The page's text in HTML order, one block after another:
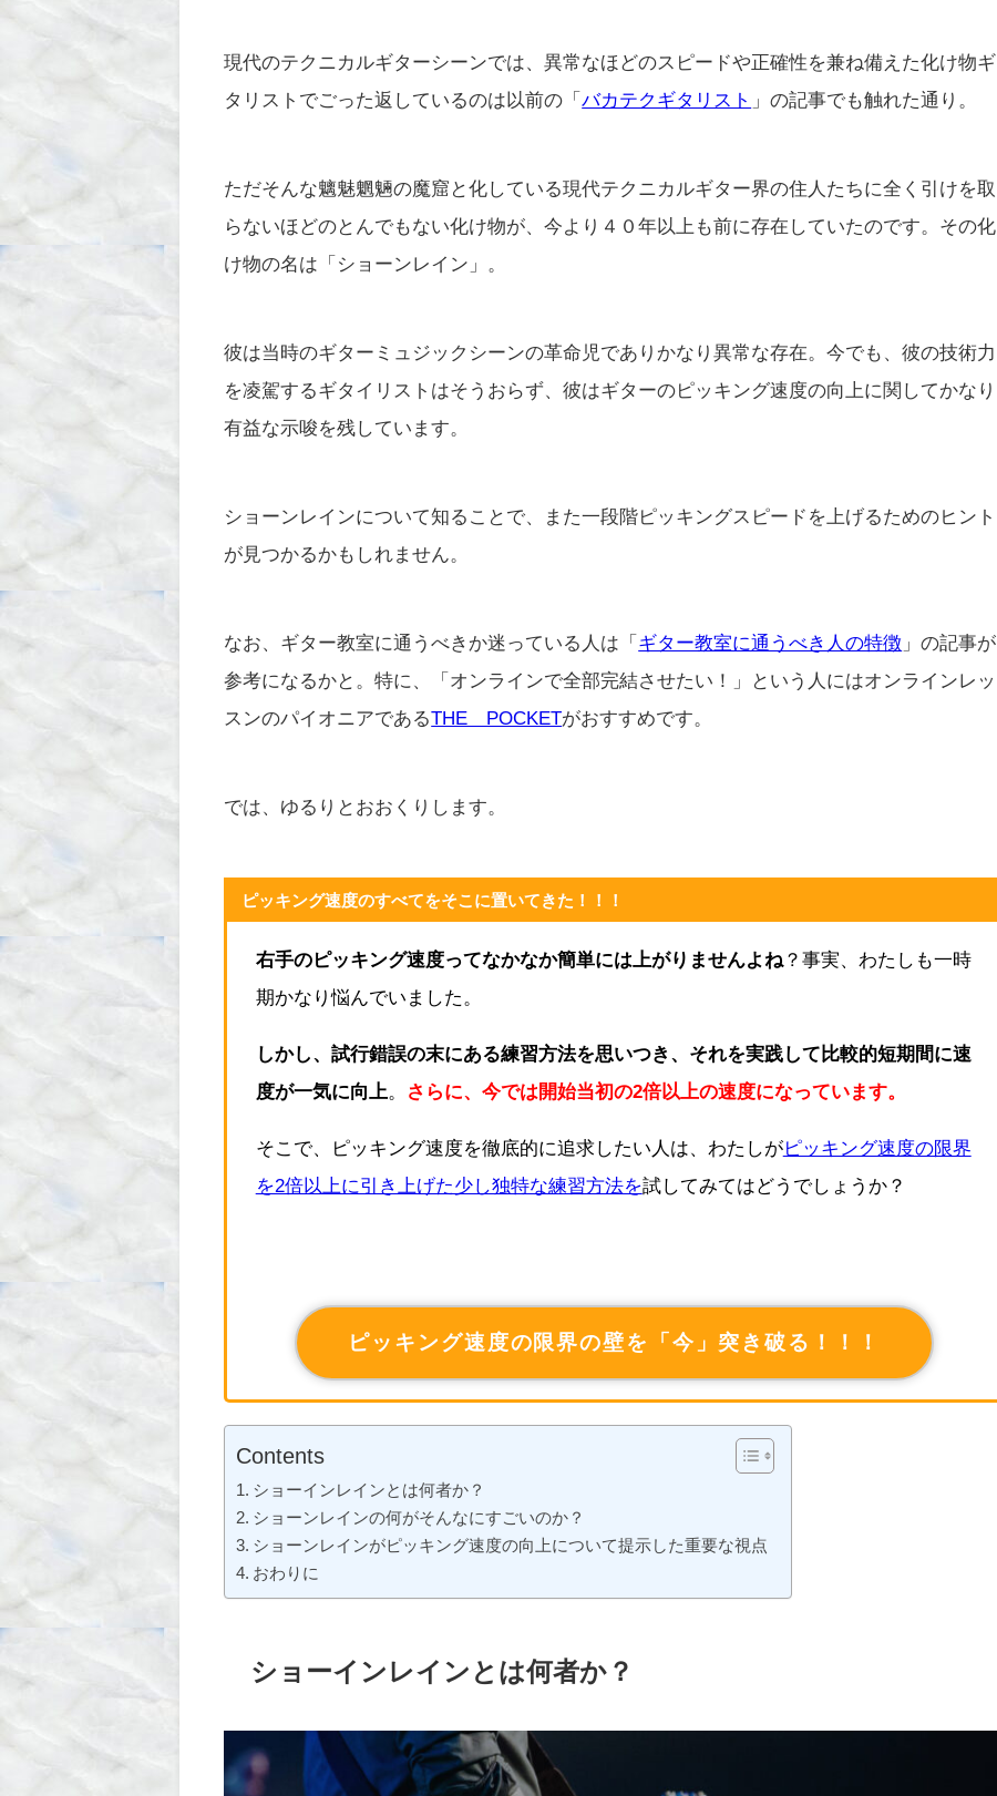
現代のテクニカルギターシーンでは、異常なほどのスピードや正確性を兼ね備えた化け物ギ
タリストでごった返しているのは以前の「 バカテクギタリスト 」の記事でも触れた通り。
ただそんな魑魅魍魎の魔窟と化している現代テクニカルギター界の住人たちに全く引けを取
らないほどのとんでもない化け物が、今より４０年以上も前に存在していたのです。その化
け物の名は「ショーンレイン」。
彼は当時のギターミュジックシーンの革命児でありかなり異常な存在。今でも、彼の技術力
を凌駕するギタイリストはそうおらず、彼はギターのピッキング速度の向上に関してかなり
有益な示唆を残しています。
ショーンレインについて知ることで、また一段階ピッキングスピードを上げるためのヒント
が見つかるかもしれません。
なお、ギター教室に通うべきか迷っている人は「 ギター教室に通うべき人の特徴 」の記事が
参考になるかと。特に、「オンラインで全部完結させたい！」という人にはオンラインレッ
スンのパイオニアであるTHE POCKETがおすすめです。
では、ゆるりとおおくりします。
ピッキング速度のすべてをそこに置いてきた！！！
右手のピッキング速度ってなかなか簡単には上がりませんよね ？事実、わたしも一時
期かなり悩んでいました。
しかし、試行錯誤の末にある練習方法を思いつき、それを実践して比較的短期間に速
度が一気に向上
さらに、今では開始当初の2倍以上の速度になっています。
そこで、ピッキング速度を徹底的に追求したい人は、わたしがピッキング速度の限界
を2倍以上に引き上げた少し独特な練習方法を試してみてはどうでしょうか？
ピッキング速度の限界の壁を「今」突き破る！！！
Contents
ショーインレインとは何者か？
ショーンレインの何がそんなにすごいのか？
ショーンレインがピッキング速度の向上について提示した重要な視点
おわりに
ショーインレインとは何者か？